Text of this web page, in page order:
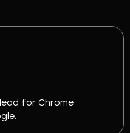
for Chrome